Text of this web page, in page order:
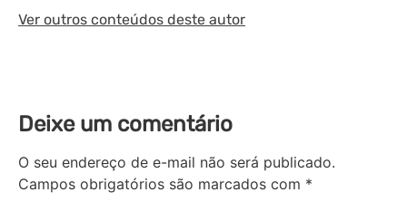
Ver outros conteúdos deste autor
Deixe um comentário
O seu endereço de e-mail não será publicado.
Campos obrigatórios são marcados com *